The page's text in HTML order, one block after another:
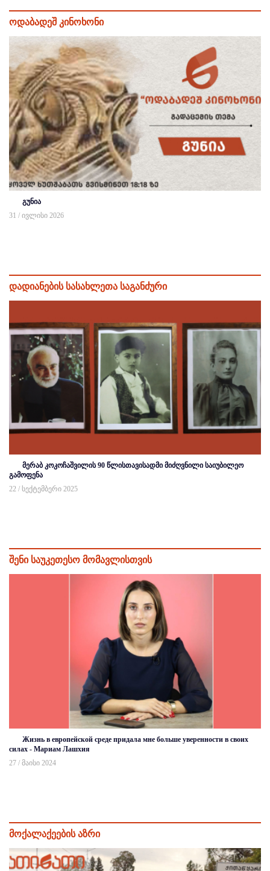
ოდაბადეშ კინოხონი
გუნია
31 / ივლისი 2026
დადიანების სასახლეთა საგანძური
მერაბ კოკოჩაშვილის 90 წლისთავისადმი მიძღვნილი საიუბილეო
გამოფენა
22 / სექტემბერი 2025
შენი საუკეთესო მომავლისთვის
Жизнь в европейской среде придала мне больше уверенности в своих
силах - Мариам Лашхия
27 / მაისი 2024
მოქალაქეების აზრი